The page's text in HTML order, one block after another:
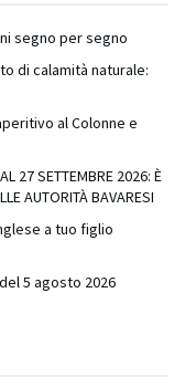
segno per segno
di calamità naturale:
al Colonne e
27 SETTEMBRE 2026: È
AUTORITÀ BAVARESI
a tuo figlio
5 agosto 2026